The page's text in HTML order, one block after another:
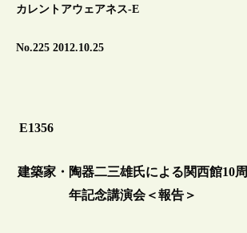
カレントアウェアネス-E
No.225 2012.10.25
E1356
建築家・陶器二三雄氏による関西館10周
年記念講演会＜報告＞